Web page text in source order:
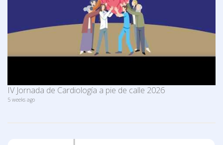
IV Jornada de Cardiología a pie de calle 2026
5 weeks ago